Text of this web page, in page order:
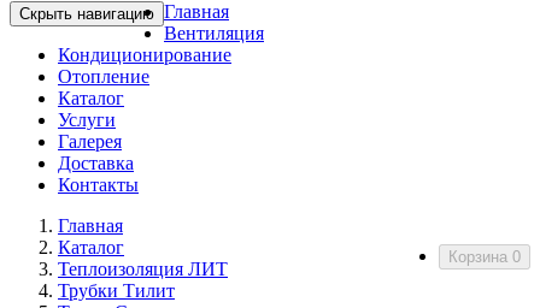
Скрыть навигацию Главная
Вентиляция
Кондиционирование
Отопление
Каталог
Услуги
Галерея
Доставка
Контакты
Корзина 0
Главная
Каталог
Теплоизоляция ЛИТ
Трубки Тилит